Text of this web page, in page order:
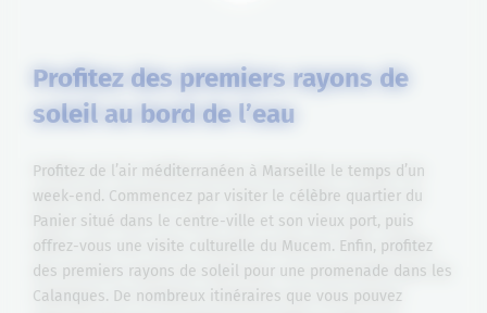
Profitez des premiers rayons de
soleil au bord de l’eau
Profitez de l’air méditerranéen à Marseille le temps d’un
week-end. Commencez par visiter le célèbre quartier du
Panier situé dans le centre-ville et son vieux port, puis
offrez-vous une visite culturelle du Mucem. Enfin, profitez
des premiers rayons de soleil pour une promenade dans les
Calanques. De nombreux itinéraires que vous pouvez